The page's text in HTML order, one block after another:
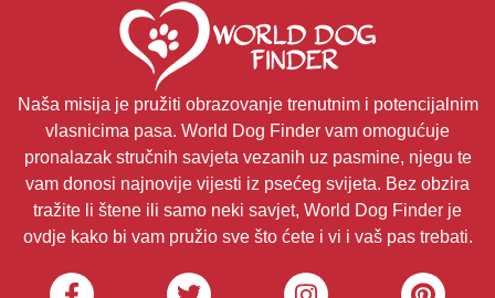
Naša misija je pružiti obrazovanje trenutnim i potencijalnim
vlasnicima pasa. World Dog Finder vam omogućuje
pronalazak stručnih savjeta vezanih uz pasmine, njegu te
vam donosi najnovije vijesti iz psećeg svijeta. Bez obzira
tražite li štene ili samo neki savjet, World Dog Finder je
ovdje kako bi vam pružio sve što ćete i vi i vaš pas trebati.